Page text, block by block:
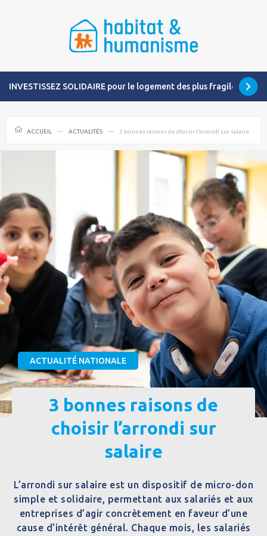
INVESTISSEZ SOLIDAIRE pour le logement des plus fragiles
ACCUEIL ACTUALITÉS 3 bonnes raisons de choisir l’arrondi sur salaire
ACTUALITÉ NATIONALE
3 bonnes raisons de
choisir l’arrondi sur
salaire
L’arrondi sur salaire est un dispositif de micro-don
simple et solidaire, permettant aux salariés et aux
entreprises d’agir concrètement en faveur d’une
cause d’intérêt général. Chaque mois, les salariés